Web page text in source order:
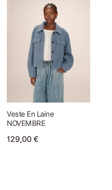
Veste En Laine
NOVEMBRE
129,00€